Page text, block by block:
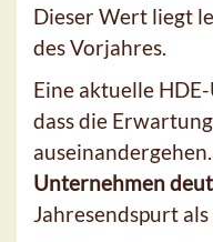
Dieser Wert liegt
des Vorjahres.
Eine aktuelle
dass die
Unternehmen
Jahresendspurt